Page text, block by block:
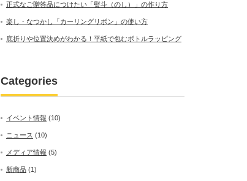
正式なご贈答品につけたい「熨斗（のし）」の作り方
楽し・なつかし「カーリングリボン」の使い方
底折りや位置決めがわかる！平紙で包むボトルラッピング
Categories
イベント情報 (10)
ニュース (10)
メディア情報 (5)
新商品 (1)